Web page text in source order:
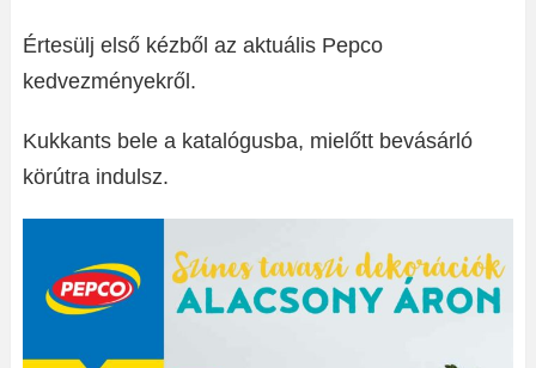
Értesülj első kézből az aktuális Pepco
kedvezményekről.
Kukkants bele a katalógusba, mielőtt bevásárló
körútra indulsz.